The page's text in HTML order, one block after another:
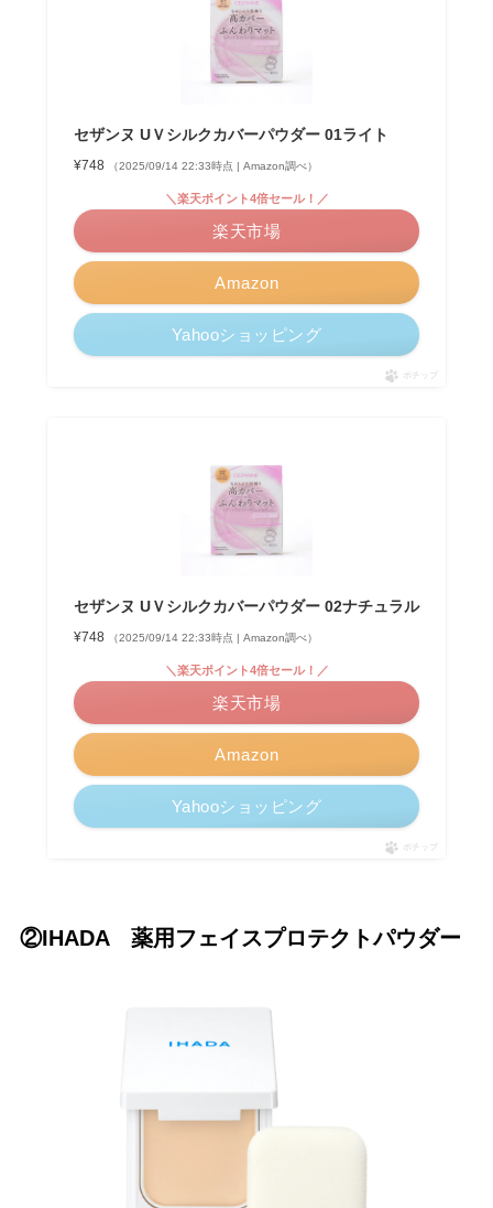
セザンヌ UＶシルクカバーパウダー 01ライト
¥748 （2025/09/14 22:33時点 | Amazon調べ）
Amazon
＼楽天ポイント4倍セール！／
楽天市場
Yahooショッピング
ポチップ
セザンヌ UＶシルクカバーパウダー 02ナチュラル
¥748 （2025/09/14 22:33時点 | Amazon調べ）
Amazon
＼楽天ポイント4倍セール！／
楽天市場
Yahooショッピング
ポチップ
②IHADA 薬用フェイスプロテクトパウダー